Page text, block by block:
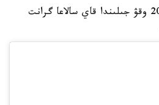
ەسكە سالايىق، 2026-2027 وقۋ جىلىندا قاي سالاعا گرانت